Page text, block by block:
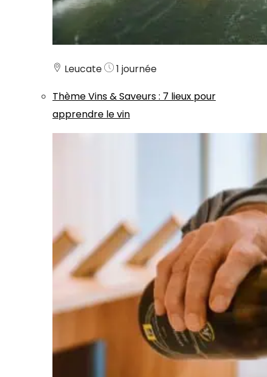
Leucate
1 journée
ThèmeVins & Saveurs: 7 lieux pour
apprendre le vin